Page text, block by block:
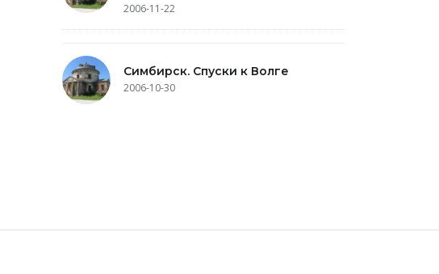
2006-11-22
Симбирск. Спуски к Волге
2006-10-30